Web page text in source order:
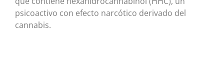
psicoactivo con efecto narcótico derivado del
cannabis.